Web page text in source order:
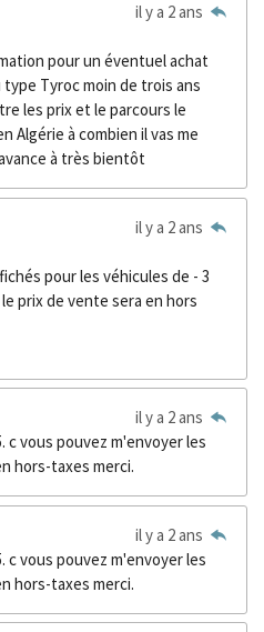
il y a 2 ans
pour un éventuel achat
Tyroc moin de trois ans
les prix et le parcours le
Algérie à combien il vas me
à très bientôt
il y a 2 ans
pour les véhicules de - 3
prix de vente sera en hors
il y a 2 ans
c vous pouvez m'envoyer les
hors-taxes merci.
il y a 2 ans
c vous pouvez m'envoyer les
hors-taxes merci.